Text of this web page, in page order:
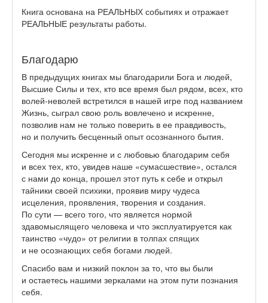
Книга основана на РЕАЛЬНЫХ событиях и отражает
РЕАЛЬНЫЕ результаты работы.
Благодарю
В предыдущих книгах мы благодарили Бога и людей,
Высшие Силы и тех, кто все время был рядом, всех, кто
волей-неволей встретился в нашей игре под названием
Жизнь, сыграл свою роль вовлечено и искренне,
позволив нам не только поверить в ее правдивость,
но и получить бесценный опыт осознанного бытия.
Сегодня мы искренне и с любовью благодарим себя
и всех тех, кто, увидев наше «сумасшествие», остался
с нами до конца, прошел этот путь к себе и открыл
тайники своей психики, проявив миру чудеса
исцеления, проявления, творения и создания.
По сути — всего того, что является нормой
здавомыслящего человека и что эксплуатируется как
таинство «чудо» от религии в толпах спящих
и не осознающих себя богами людей.
Спасибо вам и низкий поклон за то, что вы были
и остаетесь нашими зеркалами на этом пути познания
себя.